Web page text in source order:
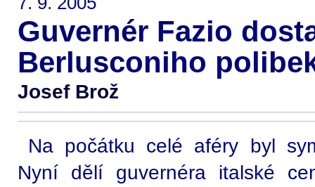
Guvernér Fazio
Berlusconiho
Josef Brož
Na počátku celé aféry byl
Nyní dělí guvernéra italské